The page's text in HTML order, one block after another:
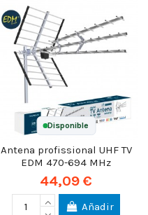
Disponible
Antena profissional UHF TV
EDM 470-694 MHz
44,09 €
Añadir